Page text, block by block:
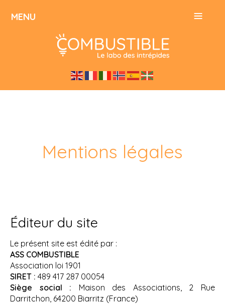
MENU ≡
Mentions légales
Éditeur du site
Le présent site est édité par :
ASS COMBUSTIBLE
Association loi 1901
SIRET : 489 417 287 00054
Siège social : Maison des Associations, 2 Rue
Darritchon, 64200 Biarritz (France)